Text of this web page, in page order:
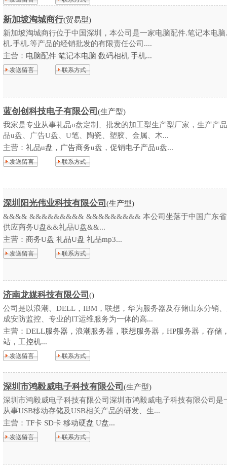
新加坡淘城商行(贸易型)
新加坡淘城商行位于中国深圳，本公司是一家电脑配件.笔记本电
机.手机.等产品的经销批发的有限责任公司....
主营： 电脑配件 笔记本电脑 数码相机 手机...
发送留言 联系方式
蓝创创科技电子有限公司 (生产型)
我家是专业从事礼品u盘定制、批发的加工型生产型厂家，生产产
品u盘、广告U盘、U笔、陶瓷、塑胶、金属、木...
主营： 礼品u盘，广告商务u盘，促销电子产品u盘...
发送留言 联系方式
深圳阳光伟业科技有限公司 (生产型)
&&&& &&&&&&&&& &&&&&&&&& 本公司坐落于中国广东省
供应商务U盘&&礼品U盘&&...
主营： 商务U盘 礼品U盘 礼品mp3...
发送留言 联系方式
济南龙媒科技有限公司 ()
公司是以浪潮、DELL，IBM，联想，华为服务器及存储山东分销
成安防监控、专业的IT运维服务为一体的高...
主营： DELL服务器，浪潮服务器，联想服务器，HP服务器，存储
站，工控机...
发送留言 联系方式
深圳市鸿毅威电子科技有限公司 (生产型)
深圳市鸿毅威电子科技有限公司深圳市鸿毅威电子科技有限公司是
从事USB移动存储及USB相关产品的研发、生...
主营： TF卡 SD卡 移动硬盘 U盘...
发送留言 联系方式